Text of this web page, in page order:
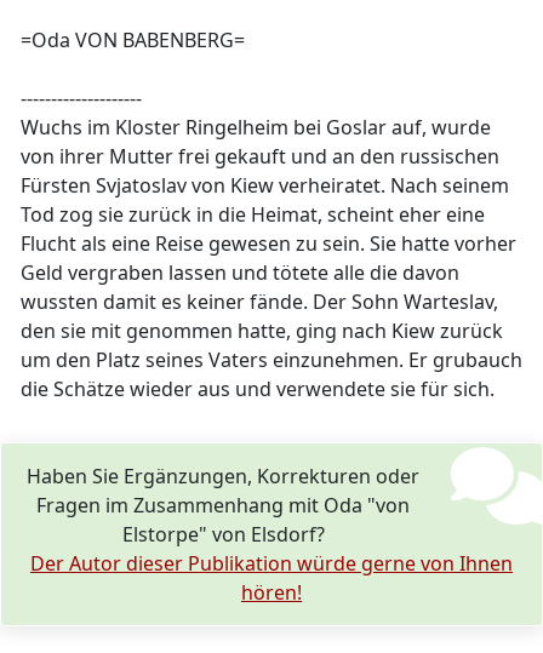
=Oda VON BABENBERG=
--------------------
Wuchs im Kloster Ringelheim bei Goslar auf, wurde
von ihrer Mutter frei gekauft und an den russischen
Fürsten Svjatoslav von Kiew verheiratet. Nach seinem
Tod zog sie zurück in die Heimat, scheint eher eine
Flucht als eine Reise gewesen zu sein. Sie hatte vorher
Geld vergraben lassen und tötete alle die davon
wussten damit es keiner fände. Der Sohn Warteslav,
den sie mit genommen hatte, ging nach Kiew zurück
um den Platz seines Vaters einzunehmen. Er grubauch
die Schätze wieder aus und verwendete sie für sich.
Haben Sie Ergänzungen, Korrekturen oder
Fragen im Zusammenhang mit Oda "von
Elstorpe" von Elsdorf?
Der Autor dieser Publikation würde gerne von Ihnen
hören!